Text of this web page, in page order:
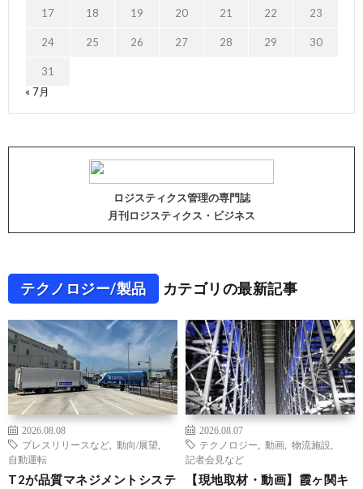
17 18 19 20 21 22 23
24 25 26 27 28 29 30
31
« 7月
ロジスティクス管理の専門誌
月刊ロジスティクス・ビジネス
テクノロジー/製品 カテゴリの最新記事
2026.08.08
プレスリリースなど
動向/展望
自動運転
T2が品質マネジメントシステ
2026.08.07
テクノロジー
動画 物流施設
記者会見など
【現地取材・動画】霞ヶ関キ